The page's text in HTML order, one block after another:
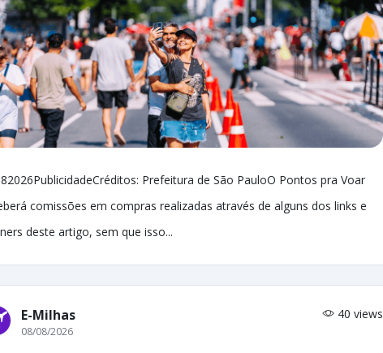
Prefeitura de São PauloO Pontos pra Voar
comissões em compras realizadas através de alguns dos links e
deste artigo, sem que isso...
E-Milhas 40 views
08/08/2026